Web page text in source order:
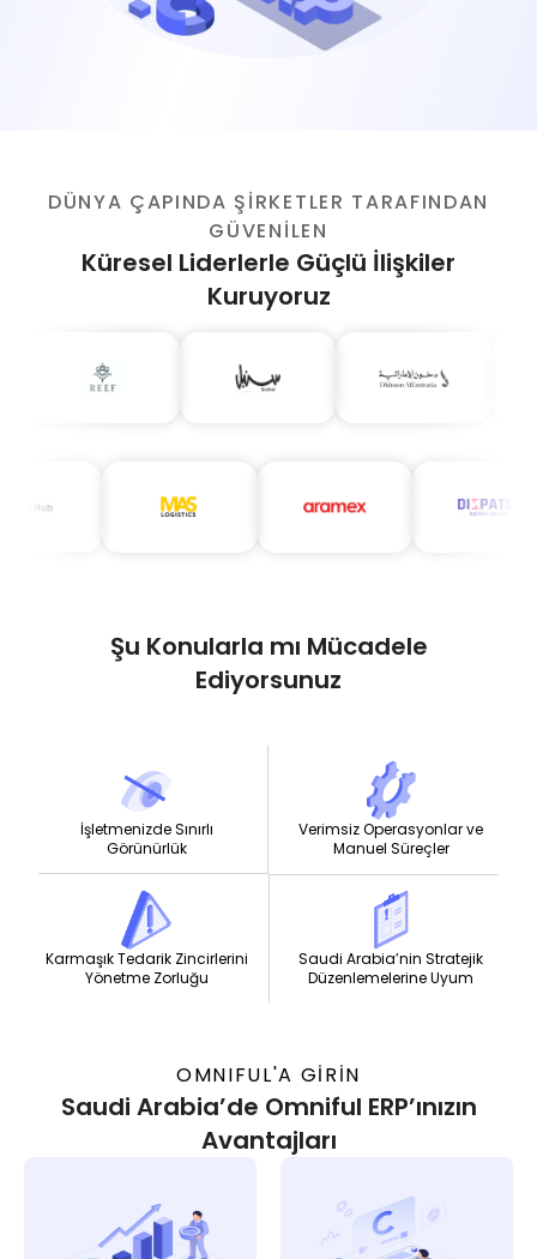
DÜNYA ÇAPINDA ŞİRKETLER TARAFINDAN
GÜVENİLEN
Küresel Liderlerle Güçlü İlişkiler
Kuruyoruz
Şu Konularla mı Mücadele
Ediyorsunuz
İşletmenizde Sınırlı
Görünürlük
Verimsiz Operasyonlar ve
Manuel Süreçler
Karmaşık Tedarik Zincirlerini
Yönetme Zorluğu
Saudi Arabia’nin Stratejik
Düzenlemelerine Uyum
OMNIFUL'A GİRİN
Saudi Arabia’de Omniful ERP’ınızın
Avantajları